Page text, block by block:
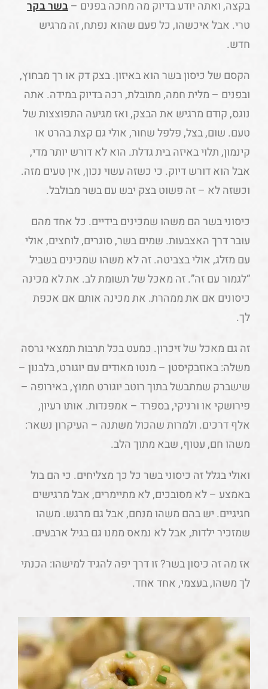
בקצה, ואתה יודע בדיוק מה מחכה בפנים –בשר בקר
טרי. אבל איכשהו, כל פעם שהוא נפתח, זה מרגיש
חדש.
הקסם של כיסון בשר הוא באיזון. בצק דק או רך מבחוץ,
ובפנים – מלית חמה, מתובלת, רכה בדיוק במידה. אתה
נוגס, קודם מרגיש את הבצק, ואז מגיעה התפוצצות של
טעם. שום, בצל, פלפל שחור, אולי גם קצת בהרט או
קינמון, תלוי באיזה בית גדלת. הוא לא דורש יותר מדי,
אבל הוא דורש דיוק. כי כשזה עשוי נכון, אין טעים מזה.
וכשזה לא – זה פשוט בצק יבש עם בשר מבולבל.
כיסוני בשר הם משהו שמכינים בידיים. כל אחד מהם
עובר דרך האצבעות. שמים בשר, סוגרים, לוחצים, אולי
עם מזלג, אולי בצביטה. זה לא משהו שמכינים בשביל
“לגמור עם זה”. זה מאכל של תשומת לב. את לא מכינה
כיסונים אם את ממהרת. את מכינה אותם אם אכפת
לך.
זה גם מאכל של זיכרון. כמעט בכל תרבות תמצאי גרסה
משלה: באוזבקיסטן – מנטו מאודים עם יוגורט, בלבנון –
שישברק שמתבשל בתוך רוטב יוגורט חמוץ, באירופה –
פירושקי או ורניקי, בספרד – אמפנדות. אותו רעיון,
אלף דרכים. ולמרות שהכול משתנה – העיקרון נשאר:
משהו חם, עטוף, שבא מתוך הלב.
ואולי בגלל זה כיסוני בשר כל כך מצליחים. כי הם בול
באמצע – לא מסובכים, לא מתיימרים, אבל מרגישים
חגיגיים. יש בהם משהו מנחם, אבל גם מרגש. משהו
שמזכיר ילדות, אבל לא נמאס ממנו גם בגיל ארבעים.
אז מה זה כיסון בשר? זו דרך יפה להגיד למישהו: הכנתי
לך משהו, בעצמי, אחד אחד.